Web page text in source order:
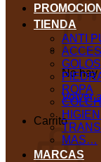
No hay
Volver
Carrito
TIENDA
ANTI
ROPA
MAS…
MARCAS